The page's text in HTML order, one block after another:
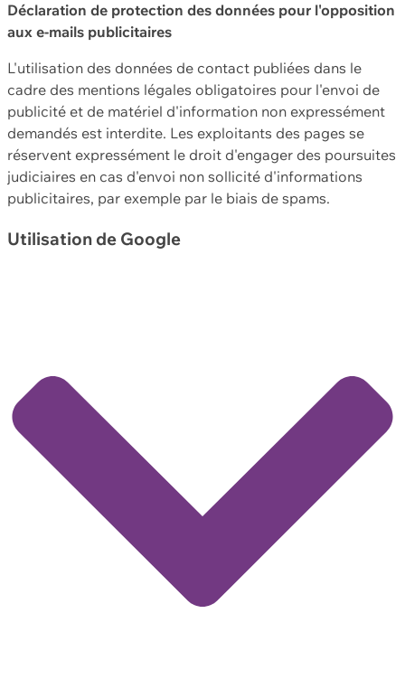
Déclaration de protection des données pour l'opposition
aux e-mails publicitaires
L'utilisation des données de contact publiées dans le
cadre des mentions légales obligatoires pour l'envoi de
publicité et de matériel d'information non expressément
demandés est interdite. Les exploitants des pages se
réservent expressément le droit d'engager des poursuites
judiciaires en cas d'envoi non sollicité d'informations
publicitaires, par exemple par le biais de spams.
Utilisation de Google